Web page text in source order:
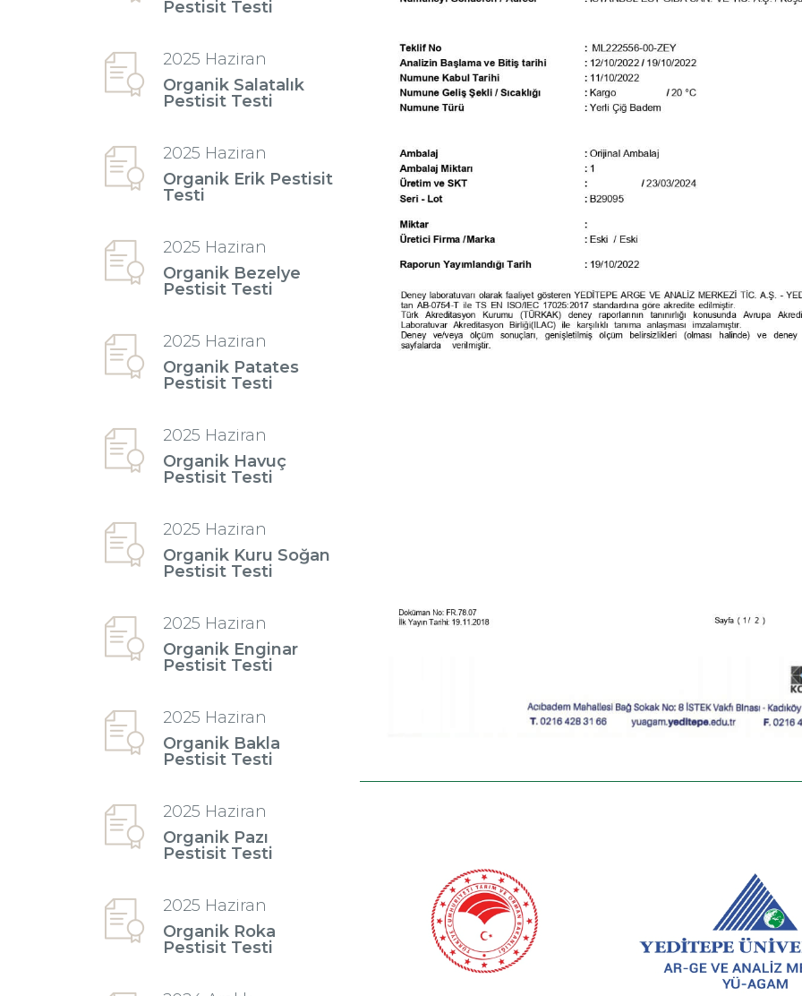
Pestisit Testi
2025 Haziran
Organik Salatalık
Pestisit Testi
2025 Haziran
Organik Erik Pestisit
Testi
2025 Haziran
Organik Bezelye
Pestisit Testi
2025 Haziran
Organik Patates
Pestisit Testi
2025 Haziran
Organik Havuç
Pestisit Testi
2025 Haziran
Organik Kuru Soğan
Pestisit Testi
2025 Haziran
Organik Enginar
Pestisit Testi
2025 Haziran
Organik Bakla
Pestisit Testi
2025 Haziran
Organik Pazı
Pestisit Testi
2025 Haziran
Organik Roka
Pestisit Testi